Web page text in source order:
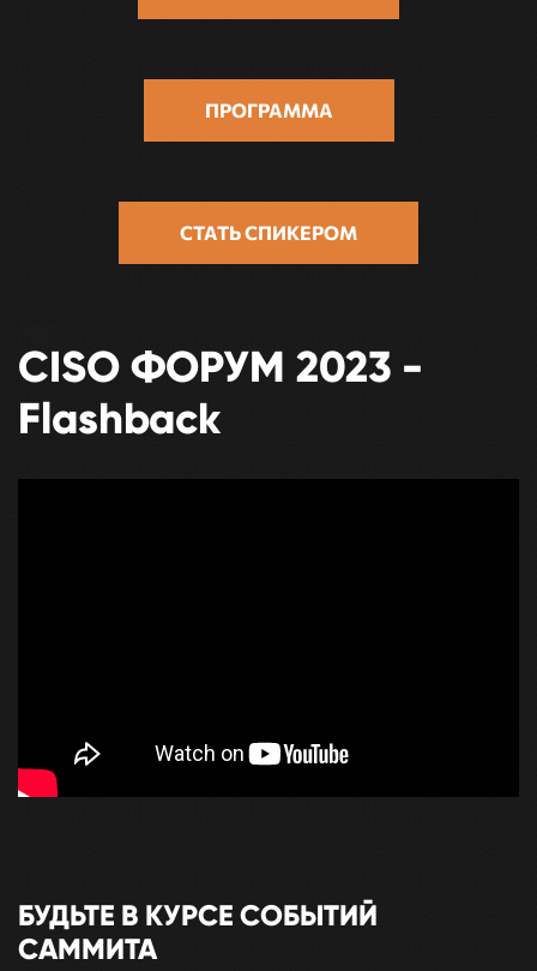
ПРОГРАММА
СТАТЬ СПИКЕРОМ
CISO ФОРУМ 2023 -
Flashback
БУДЬТЕ В КУРСЕ СОБЫТИЙ
САММИТА